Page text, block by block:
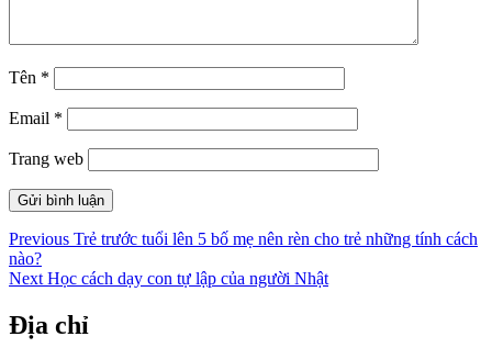
Tên *
Email *
Trang web
Điều
hướng
viết
Previous Previous
Trẻ trước tuổi lên 5 bố mẹ nên rèn cho trẻ những tính cách
nào?
Next Next
Học cách dạy con tự lập của người Nhật
Địa chỉ